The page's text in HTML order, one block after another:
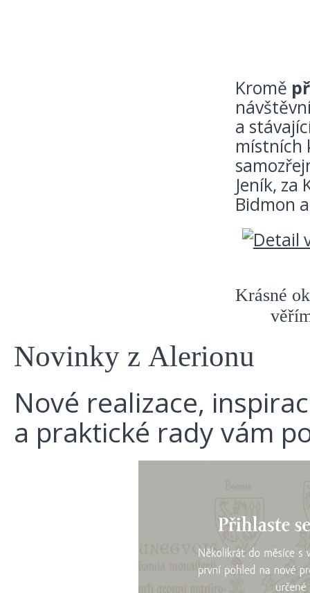
Kromě
a
místních
Jeník, za
Bidmon
Krásné
Novinky z Alerionu
Nové realizace,
a praktické rady vám